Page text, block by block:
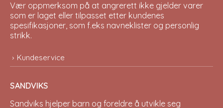
Vær oppmerksom på at angrerett ikke gjelder varer
som er laget eller tilpasset etter kundenes
spesifikasjoner, som f.eks navneklister og personlig
strikk.
Kundeservice
SANDVIKS
Sandviks hjelper barn og foreldre å utvikle seg